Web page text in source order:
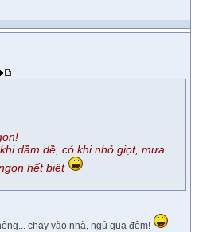
dầm dề, có khi nhỏ giọt, mưa
hết biêt
chạy vào nhà, ngủ qua đêm!